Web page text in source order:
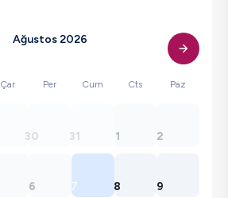
Ağustos 2026
Çar Per Cum Cts Paz
30 31 1 2
6 7 8 9